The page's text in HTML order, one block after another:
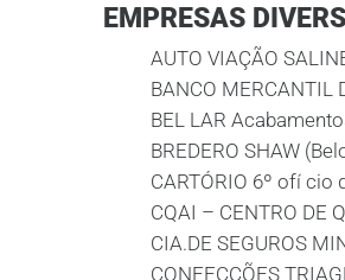
EMPRESAS
AUTO VIAÇÃO
BANCO MERCANTIL
BEL LAR
BREDERO SHAW
CARTÓRIO 6º ofí cio
CQAI – CENTRO DE
CIA.DE SEGUROS
CONFECÇÕES